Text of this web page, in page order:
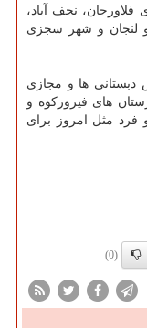
نجف آباد،
و لنجان و شهر سجزی
دبستانی ها و مجازی
های فیروزکوه و
فرد مثل امروز برای
(0)